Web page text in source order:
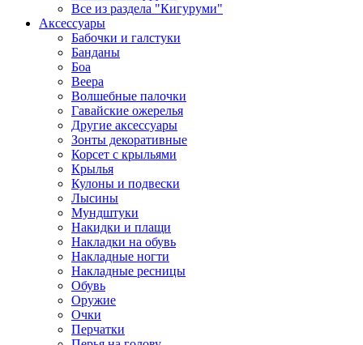
Все из раздела "Кигуруми"
Аксессуары
Бабочки и галстуки
Банданы
Боа
Веера
Волшебные палочки
Гавайские ожерелья
Другие аксессуары
Зонты декоративные
Корсет с крыльями
Крылья
Кулоны и подвески
Лысины
Мундштуки
Накидки и плащи
Накладки на обувь
Накладные ногти
Накладные ресницы
Обувь
Оружие
Очки
Перчатки